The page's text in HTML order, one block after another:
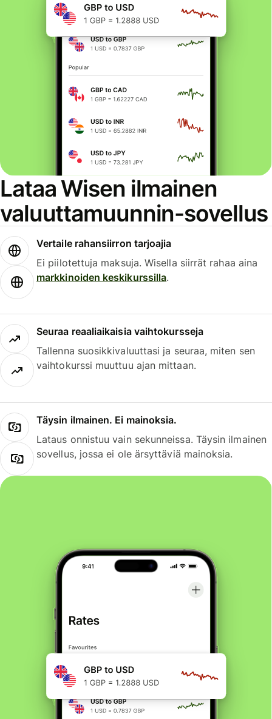
Lataa Wisen ilmainen
valuuttamuunnin-sovellus
Vertaile rahansiirron tarjoajia
Ei piilotettuja maksuja. Wisella siirrät rahaa aina
markkinoiden keskikurssilla.
Seuraa reaaliaikaisia vaihtokursseja
Tallenna suosikkivaluuttasi ja seuraa, miten sen
vaihtokurssi muuttuu ajan mittaan.
Täysin ilmainen. Ei mainoksia.
Lataus onnistuu vain sekunneissa. Täysin ilmainen
sovellus, jossa ei ole ärsyttäviä mainoksia.